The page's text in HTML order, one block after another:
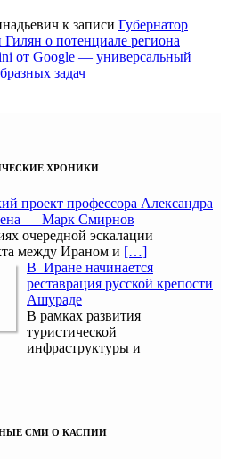
к записи Губернатор
о потенциале региона
от Google — универсальный
задач
ХРОНИКИ
проект профессора Александра
— Марк Смирнов
очередной эскалации
между Ираном и […]
В Иране начинается
реставрация русской крепости
Ашураде
В рамках развития
туристической
инфраструктуры и
СМИ О КАСПИИ